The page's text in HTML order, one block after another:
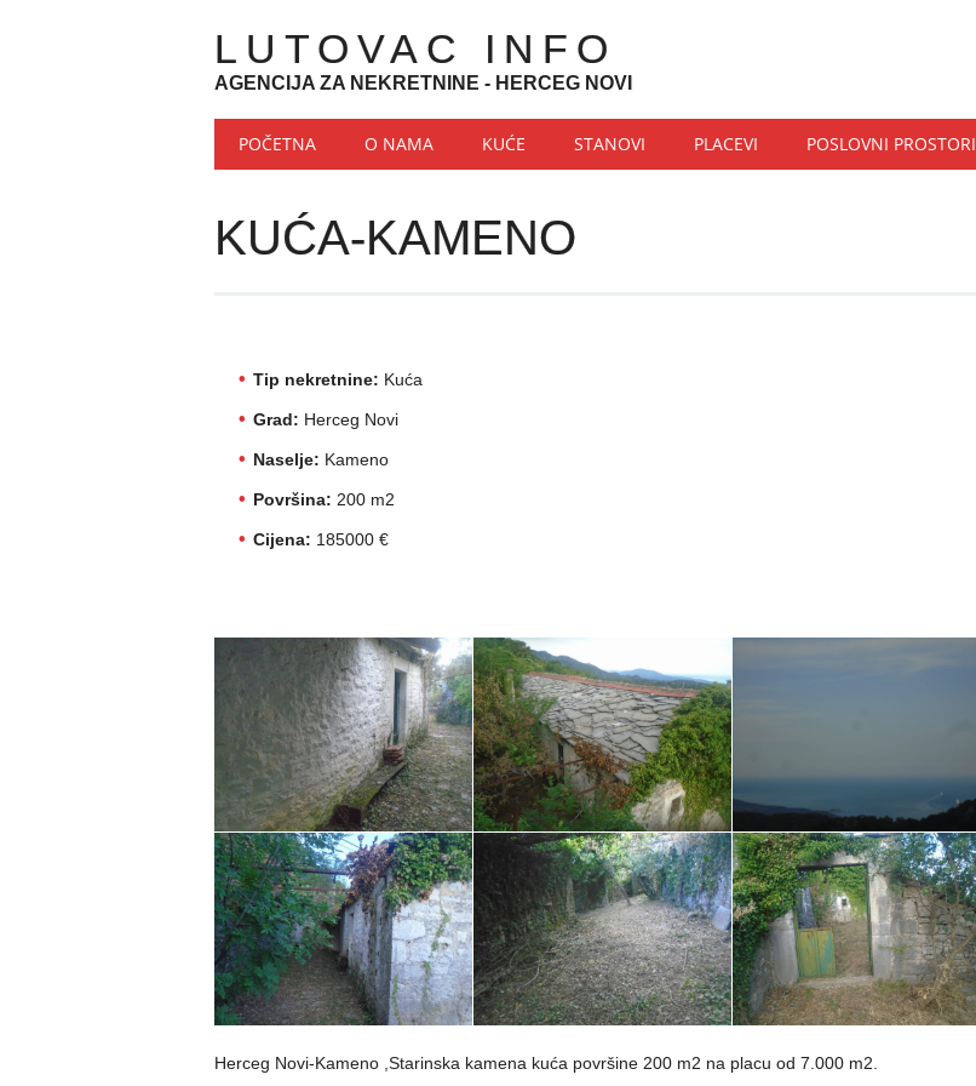
LUTOVAC INFO
AGENCIJA ZA NEKRETNINE - HERCEG NOVI
Main menu
Skip to content
POČETNA O NAMA KUĆE STANOVI PLACEVI POSLOVNI PROSTORI
KUĆA-KAMENO
Tip nekretnine: Kuća
Grad: Herceg Novi
Naselje: Kameno
Površina: 200 m2
Cijena: 185000 €
Herceg Novi-Kameno ,Starinska kamena kuća površine 200 m2 na placu od 7.000 m2.